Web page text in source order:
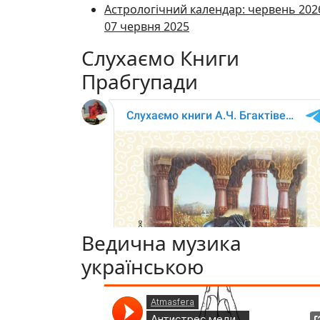
Астрологічний календар: червень
07 червня 2025
Слухаємо Книги
Прабгупади
Ведична музика
українською